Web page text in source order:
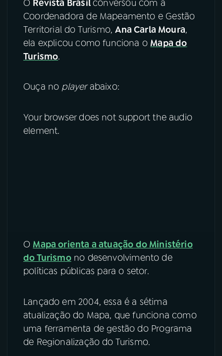
07ÚLTIMAS
FESTIVAL DE MÚSICA
ACOMPANHE A RÁDIO NACIONAL
Instagram
O Revista Brasilconversou com a
Coordenadora de Mapeamento e Gestão
Territorial do Turismo,Ana Carla Moura,
ela explicou como funciona o Mapa do
Turismo.
Ouça no playerabaixo:
Your browser does not support the audio
element.
O Mapa orienta a atuação do Ministério
do Turismono desenvolvimento de
políticas públicas para o setor.
Lançado em 2004, essa é a sétima
atualização do Mapa, que funciona como
uma ferramenta de gestão do Programa
de Regionalização do Turismo.